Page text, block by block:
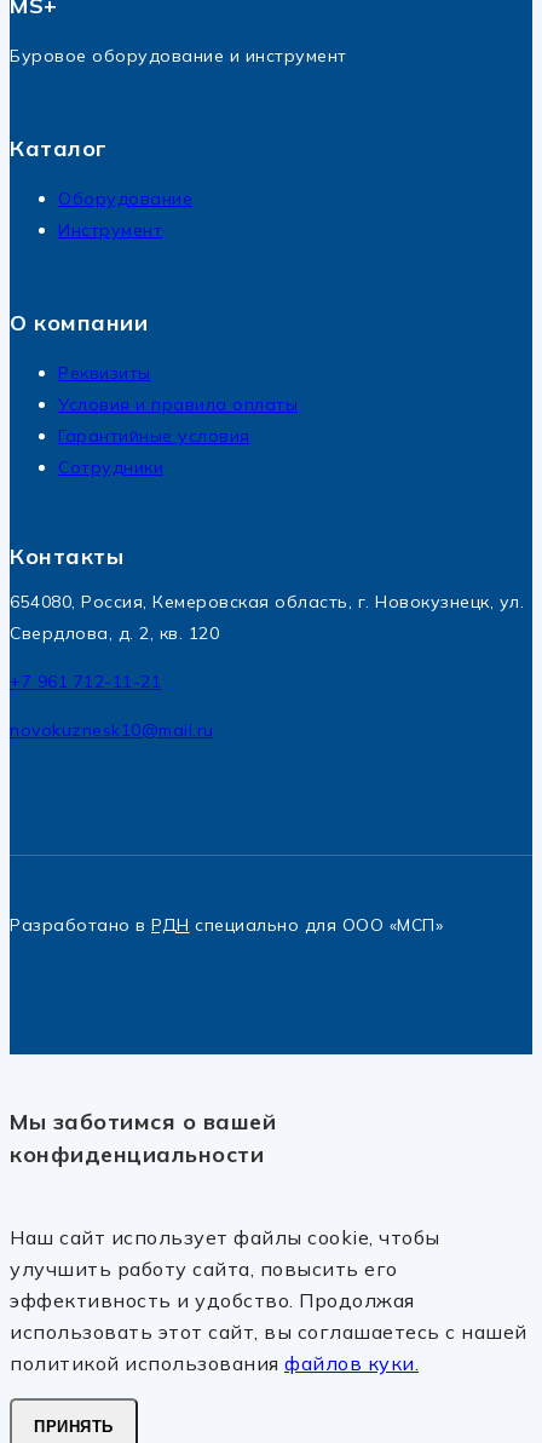
Буровое оборудование и инструмент
Каталог
Оборудование
Инструмент
О компании
Реквизиты
Условия и правила оплаты
Гарантийные условия
Сотрудники
Контакты
654080, Россия, Кемеровская область, г. Новокузнецк, ул.
Свердлова, д. 2, кв. 120
+7 961 712-11-21
novokuznesk10@mail.ru
Разработано в РДН специально для ООО «МСП»
Мы заботимся о вашей
конфиденциальности
Наш сайт использует файлы cookie, чтобы
улучшить работу сайта, повысить его
эффективность и удобство. Продолжая
использовать этот сайт, вы соглашаетесь с нашей
политикой использования файлов куки.
ПРИНЯТЬ